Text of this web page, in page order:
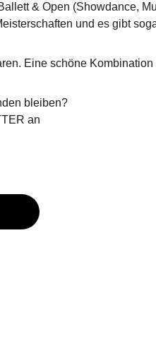
& Open (Showdance,
und es gibt
Eine schöne
bleiben?
an